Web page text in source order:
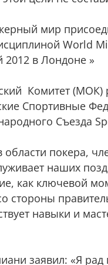
мир
World
в Лондоне »
Комитет (МОК)
Спортивные
Съезда
покера,
наших
как ключевой
стороны
навыки и
заявил: «Я